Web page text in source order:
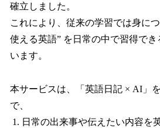
確立しました。
これにより、従来の学習では身に
使える英語” を日常の中で習得で
います。
本サービスは、「英語日記 × AI」
で、
日常の出来事や伝えたい内容を